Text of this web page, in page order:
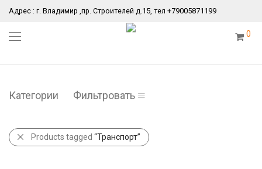
Адрес : г. Владимир ,пр. Строителей д.15, тел +79005871199
0
Категории Фильтровать
Products tagged “Транспорт”